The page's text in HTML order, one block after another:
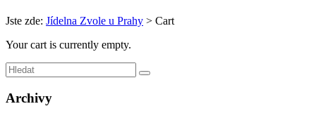
Jste zde: Jídelna Zvole u Prahy > Cart
Your cart is currently empty.
Archivy